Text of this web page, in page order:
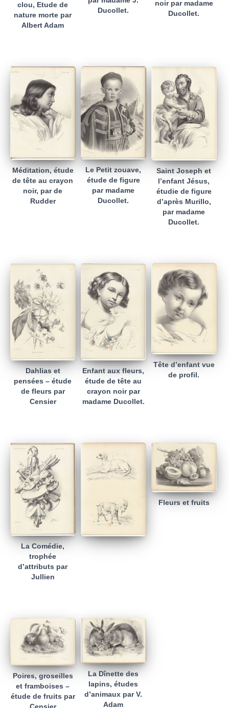
clou, Etude de
nature morte par
Albert Adam
Ducollet.
noir par madame
Ducollet.
Méditation, étude
de tête au crayon
noir, par de
Rudder
Le Petit zouave,
étude de figure
par madame
Ducollet.
Saint Joseph et
l’enfant Jésus,
étudie de figure
d’après Murillo,
par madame
Ducollet.
Dahlias et
pensées – étude
de fleurs par
Censier
Enfant aux fleurs,
étude de tête au
crayon noir par
madame Ducollet.
Tête d’enfant vue
de profil.
La Comédie,
trophée
d’attributs par
Jullien
Fleurs et fruits
Poires, groseilles
et framboises –
étude de fruits par
La Dînette des
lapins, études
d’animaux par V.
Adam